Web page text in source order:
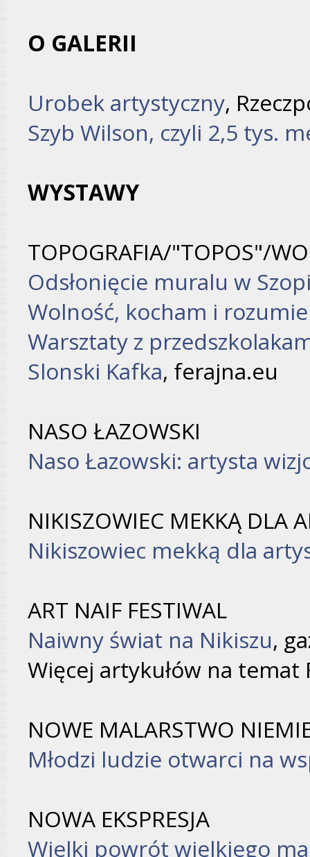
O GALERII
Urobek artystyczny,
Szyb Wilson, czyli 2,5 tys.
WYSTAWY
TOPOGRAFIA/"TOPOS"/
Odsłonięcie muralu w
Wolność, kocham i
Warsztaty z
Slonski Kafka, ferajna.eu
NASO ŁAZOWSKI
Naso Łazowski: artysta
NIKISZOWIEC MEKKĄ DLA
Nikiszowiec mekką dla
ART NAIF FESTIWAL
Naiwny świat na Nikiszu,
Więcej artykułów na
NOWE MALARSTWO
Młodzi ludzie otwarci na
NOWA EKSPRESJA
Wielki powrót wielkiego